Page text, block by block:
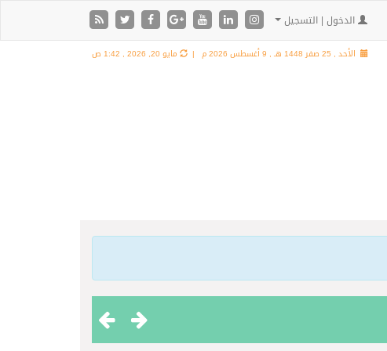
الدخول | التسجيل
الأحد , 25 صفر 1448 هـ , 9 أغسطس 2026 م | مايو 20, 2026 , 1:42 ص